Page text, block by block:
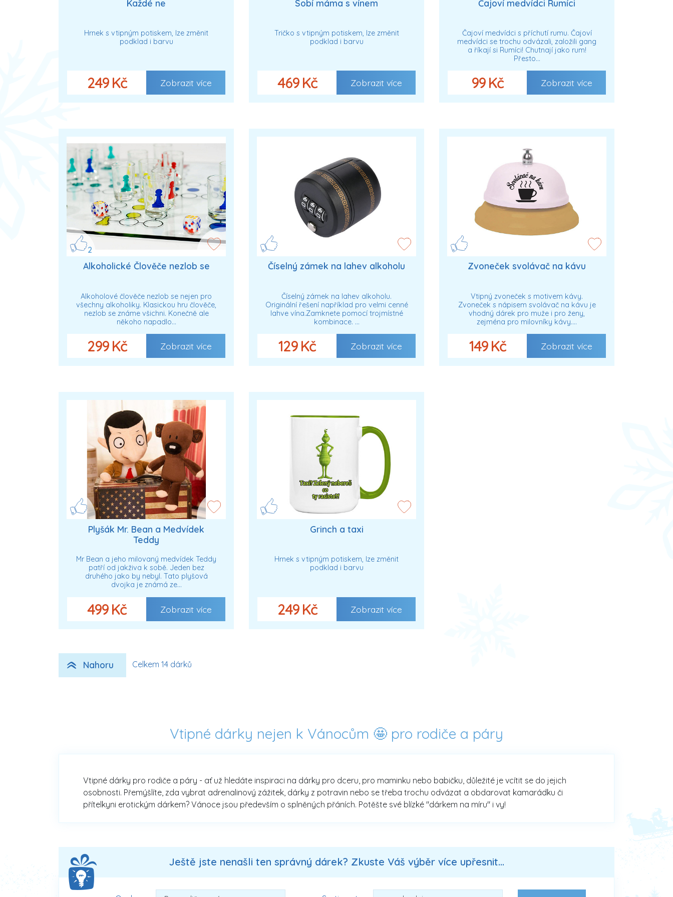
Každé ne
Hrnek s vtipným potiskem, lze změnit
podklad i barvu
249 Kč Zobrazit více
Sobí máma s vínem
Tričko s vtipným potiskem, lze změnit
podklad i barvu
469 Kč Zobrazit více
Čajoví medvídci Rumíci
Čajoví medvídci s příchutí rumu. Čajoví
medvídci se trochu odvázali, založili gang
a říkají si Rumíci! Chutnají jako rum!
Přesto…
99 Kč Zobrazit více
2
Alkoholické Člověče nezlob se
Alkoholové člověče nezlob se nejen pro
všechny alkoholiky. Klasickou hru člověče,
nezlob se známe všichni. Konečně ale
někoho napadlo…
299 Kč Zobrazit více
Číselný zámek na lahev alkoholu
Číselný zámek na lahev alkoholu.
Originální řešení například pro velmi cenné
lahve vína.Zamknete pomocí trojmístné
kombinace. …
129 Kč Zobrazit více
Zvoneček svolávač na kávu
Vtipný zvoneček s motivem kávy.
Zvoneček s nápisem svolávač na kávu je
vhodný dárek pro muže i pro ženy,
zejména pro milovníky kávy.…
149 Kč Zobrazit více
Plyšák Mr. Bean a Medvídek
Teddy
Mr Bean a jeho milovaný medvídek Teddy
patří od jakživa k sobě. Jeden bez
druhého jako by nebyl. Tato plyšová
dvojka je známá ze…
499 Kč Zobrazit více
Grinch a taxi
Hrnek s vtipným potiskem, lze změnit
podklad i barvu
249 Kč Zobrazit více
Nahoru Celkem 14 dárků
Vtipné dárky nejen k Vánocům 🤩 pro rodiče a páry
Vtipné dárky pro rodiče a páry - ať už hledáte inspiraci na dárky pro dceru, pro maminku nebo babičku, důležité je vcítit se do jejich
osobnosti. Přemýšlíte, zda vybrat adrenalinový zážitek, dárky z potravin nebo se třeba trochu odvázat a obdarovat kamarádku či
přítelkyni erotickým dárkem? Vánoce jsou především o splněných přáních. Potěšte své blízké "dárkem na míru" i vy!
Ještě jste nenašli ten správný dárek? Zkuste Váš výběr více upřesnit...